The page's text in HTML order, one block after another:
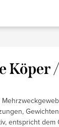
Köper
entspricht dem